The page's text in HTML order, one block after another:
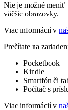
Nie je možné meniť
väčšie obrazovky.
Viac informácií v
Prečítate na
Pocketbook
Kindle
Smartfón či
Počítač s
Viac informácií v